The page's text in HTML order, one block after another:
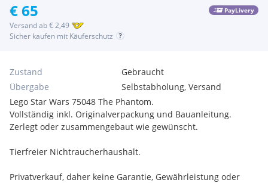
€ 65 PayLivery
Versand ab € 2,49
Sicher kaufen mit Käuferschutz
Zustand
Gebraucht
Übergabe
Selbstabholung, Versand
Lego Star Wars 75048 The Phantom.
Vollständig inkl. Originalverpackung und Bauanleitung.
Zerlegt oder zusammengebaut wie gewünscht.
Tierfreier Nichtraucherhaushalt.
Privatverkauf, daher keine Garantie, Gewährleistung oder